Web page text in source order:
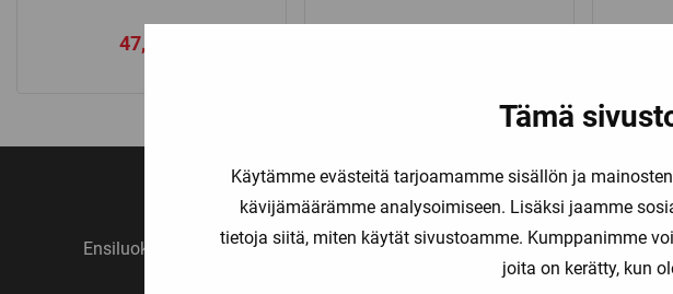
Tämä
Käytämme evästeitä tarjoamamme sisällön ja
kävijämäärämme analysoimiseen. Lisäksi jaamme
tietoja siitä, miten käytät sivustoamme. Kumppanimme
joita on kerätty, kun
47,90
Ensiluokkainen palvelu Monipuoliset maksutavat